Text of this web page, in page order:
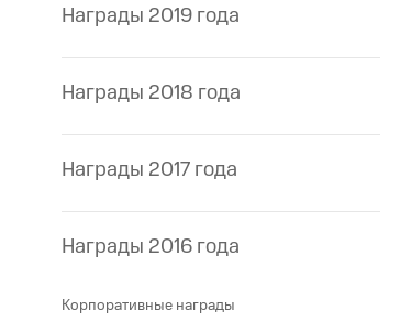
Награды 2019 года
Награды 2018 года
Награды 2017 года
Награды 2016 года
Корпоративные награды